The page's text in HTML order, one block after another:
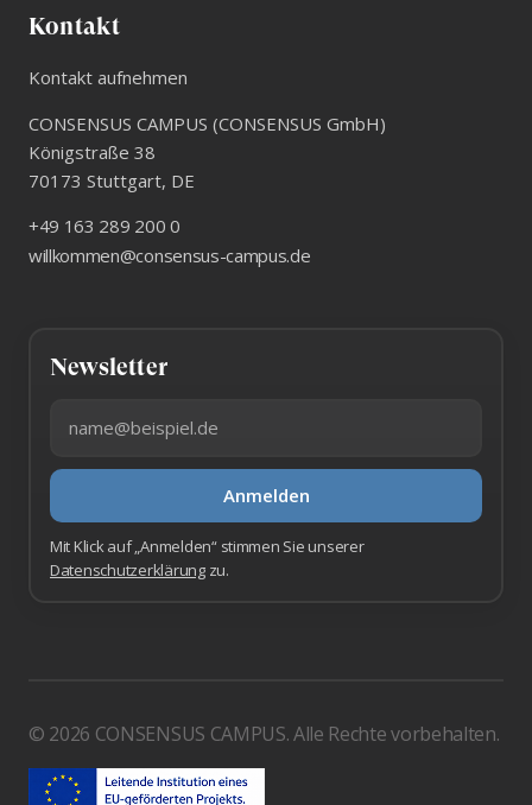
Kontakt
Kontakt aufnehmen
CONSENSUS CAMPUS (CONSENSUS GmbH)
Königstraße 38
70173 Stuttgart, DE
+49 163 289 200 0
willkommen@consensus-campus.de
Newsletter
Anmelden
Mit Klick auf „Anmelden“ stimmen Sie unserer
Datenschutzerklärungzu.
© 2026 CONSENSUS CAMPUS. Alle Rechte vorbehalten.